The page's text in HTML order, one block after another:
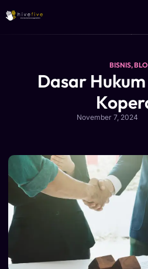
BISNIS,
Dasar
November 7, 2024